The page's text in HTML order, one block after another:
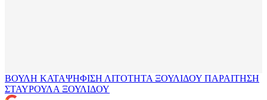
ΒΟΥΛΗ ΚΑΤΑΨΗΦΙΣΗ ΛΙΤΟΤΗΤΑ ΞΟΥΛΙΔΟΥ ΠΑΡΑΙΤΗΣΗ
ΣΤΑΥΡΟΥΛΑ ΞΟΥΛΙΔΟΥ